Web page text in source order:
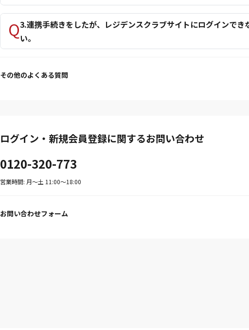
3.連携手続きをしたが、レジデンスクラブサイトにログインでき
い。
その他のよくある質問
ログイン・新規会員登録に関するお問い合わせ
0120-320-773
営業時間: 月〜土 11:00〜18:00
お問い合わせフォーム